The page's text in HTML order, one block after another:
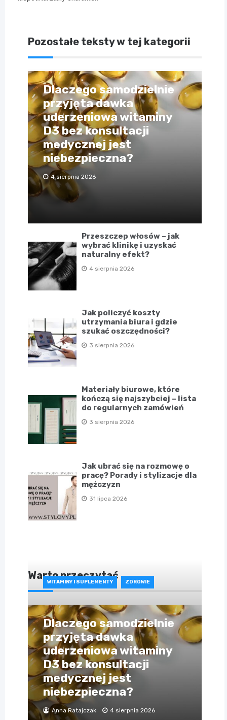
Pozostałe teksty w tej kategorii
Dlaczego samodzielnie
przyjęta dawka
uderzeniowa witaminy
D3 bez konsultacji
medycznej jest
niebezpieczna?
4 sierpnia 2026
Przeszczep włosów – jak
wybrać klinikę i uzyskać
naturalny efekt?
4 sierpnia 2026
Jak policzyć koszty
utrzymania biura i gdzie
szukać oszczędności?
3 sierpnia 2026
Materiały biurowe, które
kończą się najszybciej – lista
do regularnych zamówień
3 sierpnia 2026
Jak ubrać się na rozmowę o
pracę? Porady i stylizacje dla
mężczyzn
31 lipca 2026
Warto przeczytać
WITAMINY I SUPLEMENTY ZDROWIE
Dlaczego samodzielnie
przyjęta dawka
uderzeniowa witaminy
D3 bez konsultacji
medycznej jest
niebezpieczna?
Anna Ratajczak 4 sierpnia 2026